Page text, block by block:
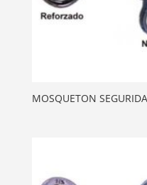
MOSQUETON